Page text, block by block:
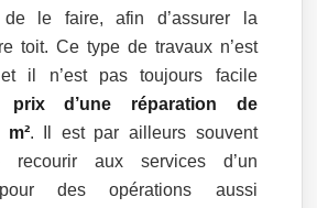
de le faire, afin d’assurer la
toit. Ce type de travaux n’est
il n’est pas toujours facile
d’une réparation de
. Il est par ailleurs souvent
recourir aux services d’un
des opérations aussi